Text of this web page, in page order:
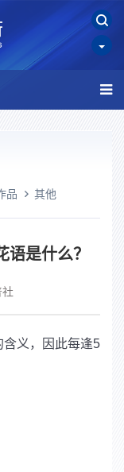
品 其他
是什么？
含义，因此每逢5